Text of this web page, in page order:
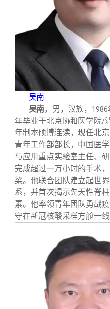
联系我们
吴南
吴南，男，汉族， 1986
年毕业于北京协和医学院/
年制本硕博连读，现任北
青年工作部部长，中国医
与应用重点实验室主任、
完成超过一万小时的手术
梁。他联合团队建立起世
系，并首次揭示先天性脊
素。他率领青年团队勇战
守在新冠核酸采样方舱一线